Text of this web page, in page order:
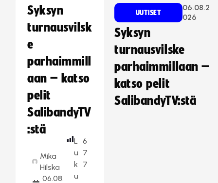
Syksyn
turnausvilsk
e
parhaimmill
aan – katso
pelit
SalibandyTV
:stä
Mika
Hilska
06.08.
L
u
k
u
6
7
7
UUTISET
06.08.2
026
Syksyn
turnausvilske
parhaimmillaan –
katso pelit
SalibandyTV:stä